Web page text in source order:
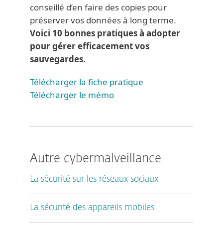
conseillé d’en faire des copies pour
préserver vos données à long terme.
Voici 10 bonnes pratiques à adopter
pour gérer efficacement vos
sauvegardes.
Télécharger la fiche pratique
Télécharger le mémo
Autre cybermalveillance
La sécurité sur les réseaux sociaux
La sécurité des appareils mobiles